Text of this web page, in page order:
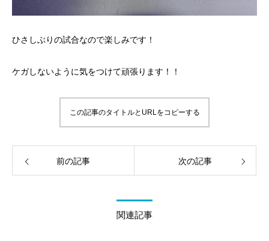
ひさしぶりの試合なので楽しみです！
ケガしないように気をつけて頑張ります！！
この記事のタイトルとURLをコピーする
前の記事 次の記事
関連記事